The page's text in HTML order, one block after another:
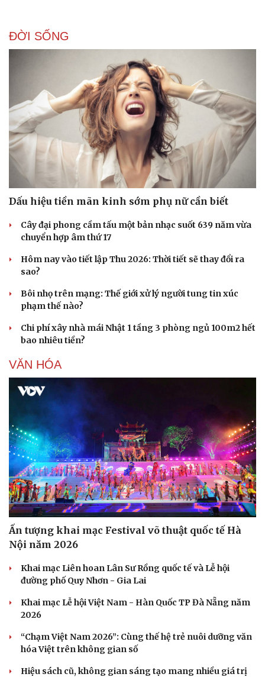
Dinh dưỡng - món ngon
Cây thuốc
Sản phụ khoa
Nhi khoa
Làm đẹp - giảm cân
Phòng mạch online
Nhà đẹp
Tình yêu - Gia đình
ĐỜI SỐNG
Dấu hiệu tiền mãn kinh sớm phụ nữ cần biết
Cây đại phong cầm tấu một bản nhạc suốt 639 năm vừa
chuyển hợp âm thứ 17
Hôm nay vào tiết lập Thu 2026: Thời tiết sẽ thay đổi ra
sao?
Bôi nhọ trên mạng: Thế giới xử lý người tung tin xúc
phạm thế nào?
Chi phí xây nhà mái Nhật 1 tầng 3 phòng ngủ 100m2 hết
bao nhiêu tiền?
VĂN HÓA
Ấn tượng khai mạc Festival võ thuật quốc tế Hà
Nội năm 2026
Khai mạc Liên hoan Lân Sư Rồng quốc tế và Lễ hội
đường phố Quy Nhơn - Gia Lai
Khai mạc Lễ hội Việt Nam - Hàn Quốc TP Đà Nẵng năm
2026
“Chạm Việt Nam 2026”: Cùng thế hệ trẻ nuôi dưỡng văn
hóa Việt trên không gian số
Hiệu sách cũ, không gian sáng tạo mang nhiều giá trị